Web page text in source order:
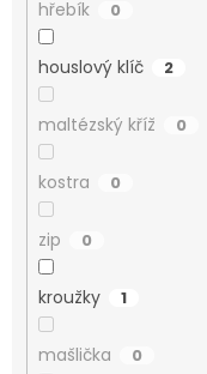
hřebík 0
houslový klíč 2
maltézský kříž 0
kostra 0
zip 0
kroužky 1
mašlička 0